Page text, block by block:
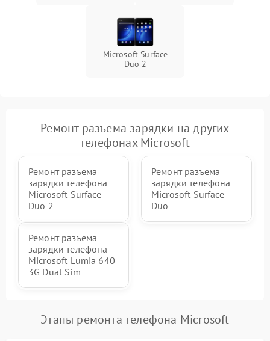
Microsoft Surface
Duo 2
Ремонт разъема зарядки на других
телефонах Microsoft
Ремонт разъема
зарядки телефона
Microsoft Surface
Duo 2
Ремонт разъема
зарядки телефона
Microsoft Surface
Duo
Ремонт разъема
зарядки телефона
Microsoft Lumia 640
3G Dual Sim
Этапы ремонта телефона Microsoft